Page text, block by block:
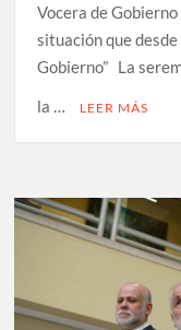
Vocera de
situación que
Gobierno” La
la …
LEER MÁS